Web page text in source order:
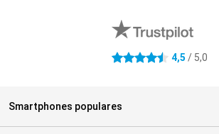
4.5 estrelas 4,5 / 5,0
Smartphones populares